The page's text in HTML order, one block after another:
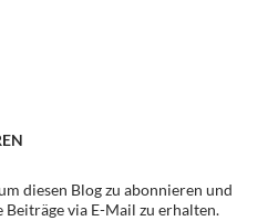
diesen Blog zu abonnieren und
via E-Mail zu erhalten.